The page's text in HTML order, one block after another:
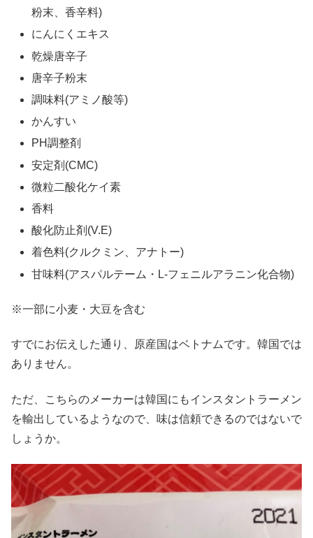
粉末、香辛料)
にんにくエキス
乾燥唐辛子
唐辛子粉末
調味料(アミノ酸等)
かんすい
PH調整剤
安定剤(CMC)
微粒二酸化ケイ素
香料
酸化防止剤(V.E)
着色料(クルクミン、アナトー)
甘味料(アスパルテーム・L-フェニルアラニン化合物)
※一部に小麦・大豆を含む
すでにお伝えした通り、原産国はベトナムです。韓国では
ありません。
ただ、こちらのメーカーは韓国にもインスタントラーメン
を輸出しているようなので、味は信頼できるのではないで
しょうか。